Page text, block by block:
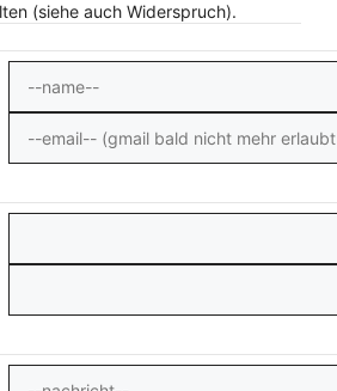
(siehe auch Widerspruch).